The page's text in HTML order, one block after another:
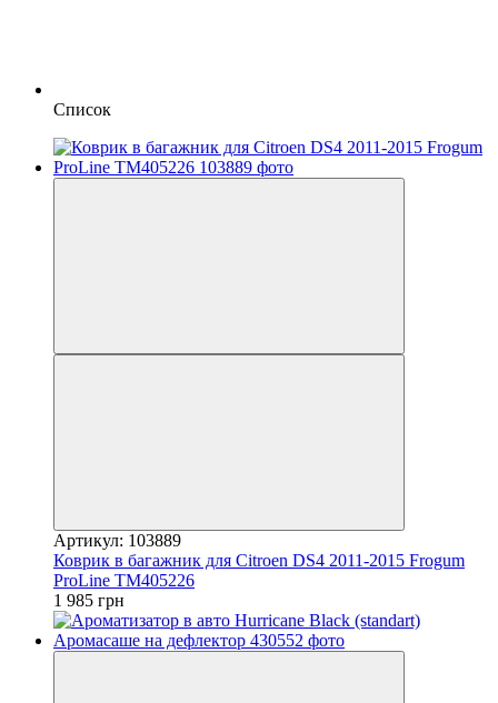
Список
Артикул: 103889
Коврик в багажник для Citroen DS4 2011-2015 Frogum
ProLine TM405226
1 985 грн